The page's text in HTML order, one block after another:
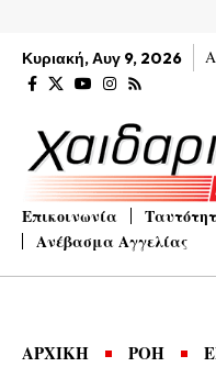
Κυριακή, Αυγ 9, 2026
Επικοινωνία
Ανέβασμα Αγγελίας
ΑΡΧΙΚΗ ΡΟΗ